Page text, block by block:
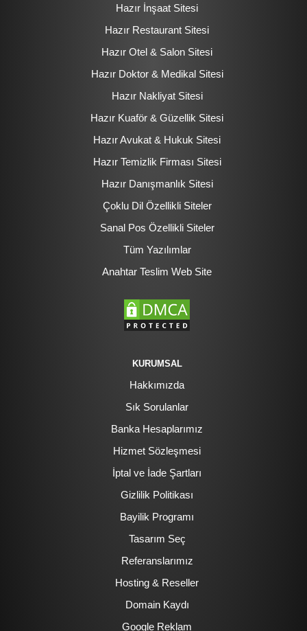
Hazır İnşaat Sitesi
Hazır Restaurant Sitesi
Hazır Otel & Salon Sitesi
Hazır Doktor & Medikal Sitesi
Hazır Nakliyat Sitesi
Hazır Kuaför & Güzellik Sitesi
Hazır Avukat & Hukuk Sitesi
Hazır Temizlik Firması Sitesi
Hazır Danışmanlık Sitesi
Çoklu Dil Özellikli Siteler
Sanal Pos Özellikli Siteler
Tüm Yazılımlar
Anahtar Teslim Web Site
KURUMSAL
Hakkımızda
Sık Sorulanlar
Banka Hesaplarımız
Hizmet Sözleşmesi
İptal ve İade Şartları
Gizlilik Politikası
Bayilik Programı
Tasarım Seç
Referanslarımız
Hosting & Reseller
Domain Kaydı
Google Reklam